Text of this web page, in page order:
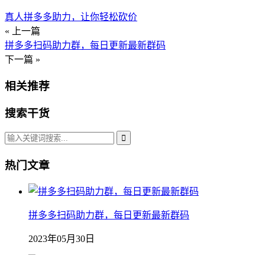
真人拼多多助力，让你轻松砍价
« 上一篇
拼多多扫码助力群，每日更新最新群码
下一篇 »
相关推荐
搜索干货
热门文章
拼多多扫码助力群，每日更新最新群码
2023年05月30日